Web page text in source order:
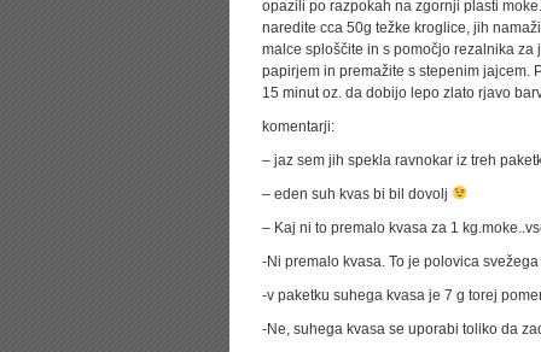
opazili po razpokah na zgornji plasti
naredite cca 50g težke kroglice, jih
malce sploščite in s pomočjo rezalnika
papirjem in premažite s stepenim jajcem.
15 minut oz. da dobijo lepo zlato rjavo
komentarji:
– jaz sem jih spekla ravnokar iz treh
– eden suh kvas bi bil dovolj
– Kaj ni to premalo kvasa za 1
-Ni premalo kvasa. To je polovica
-v paketku suhega kvasa je 7 g torej
-Ne, suhega kvasa se uporabi toliko da